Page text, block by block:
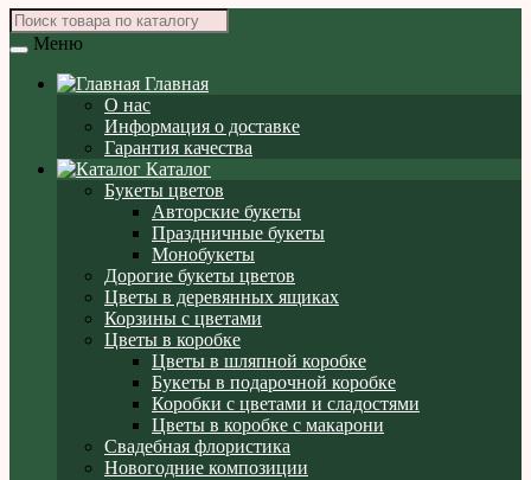
Меню
Главная
О нас
Информация о доставке
Гарантия качества
Каталог
Букеты цветов
Авторские букеты
Праздничные букеты
Монобукеты
Дорогие букеты цветов
Цветы в деревянных ящиках
Корзины с цветами
Цветы в коробке
Цветы в шляпной коробке
Букеты в подарочной коробке
Коробки с цветами и сладостями
Цветы в коробке с макарони
Свадебная флористика
Новогодние композиции